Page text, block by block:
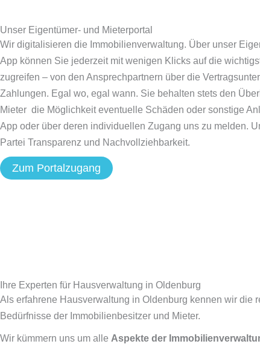
Unser Eigentümer- und Mieterportal
Wir digitalisieren die Immobilienverwaltung. Über unser
App können Sie jederzeit mit wenigen Klicks auf die
zugreifen – von den Ansprechpartnern über die
Zahlungen. Egal wo, egal wann. Sie behalten stets den
Mieter die Möglichkeit eventuelle Schäden oder sonstige
App oder über deren individuellen Zugang uns zu melden.
Partei Transparenz und Nachvollziehbarkeit.
Zum Portalzugang
Ihre Experten für Hausverwaltung in Oldenburg
Als erfahrene Hausverwaltung in Oldenburg kennen wir die
Bedürfnisse der Immobilienbesitzer und Mieter.
Wir kümmern uns um alle Aspekte der